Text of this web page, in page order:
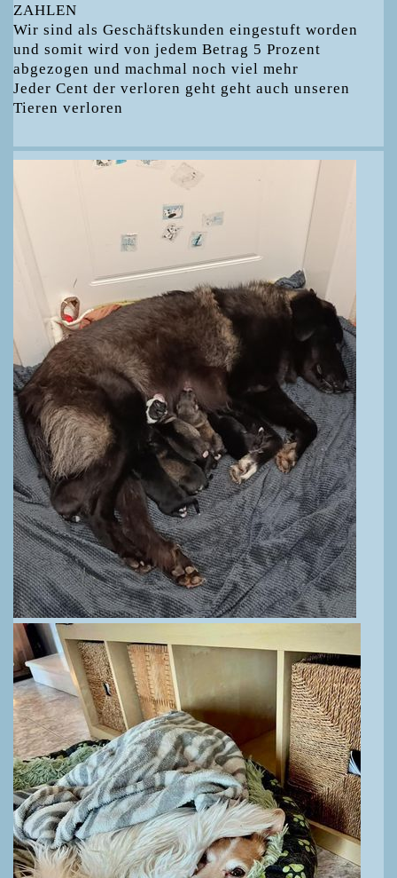
ZAHLEN
Wir sind als Geschäftskunden eingestuft worden
und somit wird von jedem Betrag 5 Prozent
abgezogen und machmal noch viel mehr
Jeder Cent der verloren geht geht auch unseren
Tieren verloren